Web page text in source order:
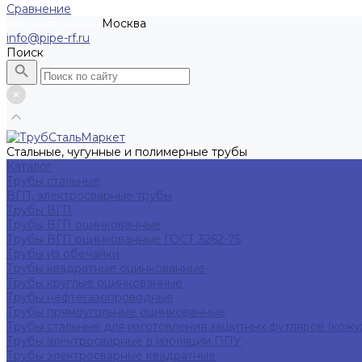
Сравнение
Москва
info@pipe-rf.ru
Поиск
Стальные, чугунные и полимерные трубы
Каталог
Трубы стальные
ВГП, электросварные трубы
Трубы ВГП
Трубы ВГП оцинкованные
Трубы ВГП оцинкованные ГОСТ 3262-75
Трубы из обечайки
Трубы квадратные оцинкованные
Трубы круглые оцинкованные
Трубы нефтегазопроводные
Трубы прямоугольные оцинкованные
Трубы стальные для изготовления защитных футляров
Трубы электросварные в изоляции ППУ
Трубы электросварные квадратные